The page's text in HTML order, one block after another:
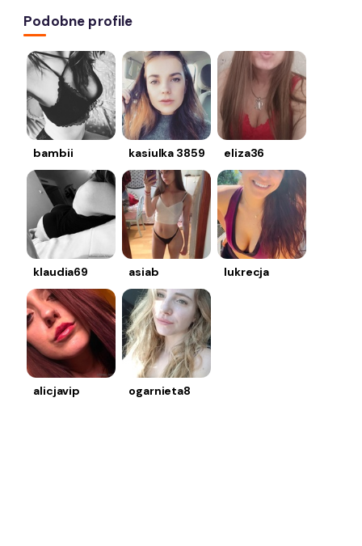
Podobne profile
bambii kasiulka 3859 eliza36
klaudia69 asiab lukrecja
alicjavip ogarnieta8